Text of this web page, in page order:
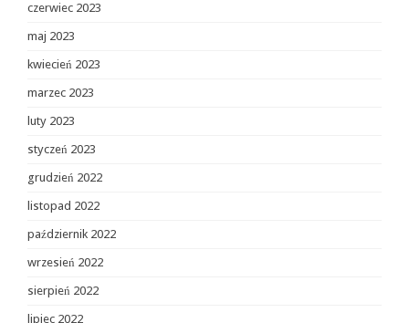
czerwiec 2023
maj 2023
kwiecień 2023
marzec 2023
luty 2023
styczeń 2023
grudzień 2022
listopad 2022
październik 2022
wrzesień 2022
sierpień 2022
lipiec 2022